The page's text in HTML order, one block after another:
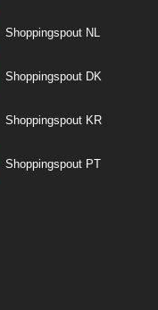
Shoppingspout NL
Shoppingspout DK
Shoppingspout KR
Shoppingspout PT